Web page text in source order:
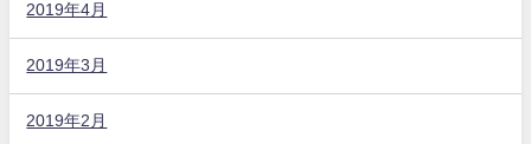
2019年4月
2019年3月
2019年2月